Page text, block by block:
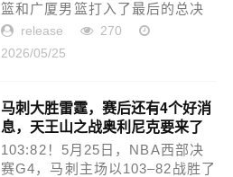
篮和广厦男篮打入了最后的总决
赛，这两支球队将会争夺总冠
军。进入总决赛后，将会采用七
海男篮多...
release
270
2026/05/25
马刺大胜雷霆，赛后还有4个好消
息，天王山之战奥利尼克要来了
103:82！5月25日，NBA西部决
赛G4，马刺主场以103–82战胜了